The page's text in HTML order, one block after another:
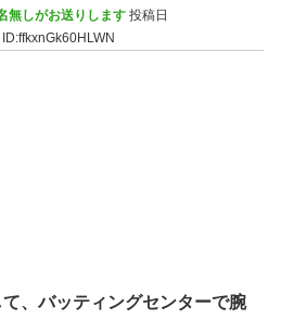
無しがお送りします 投稿日
ID:ffkxnGk60HLWN
、バッティングセンターで腕